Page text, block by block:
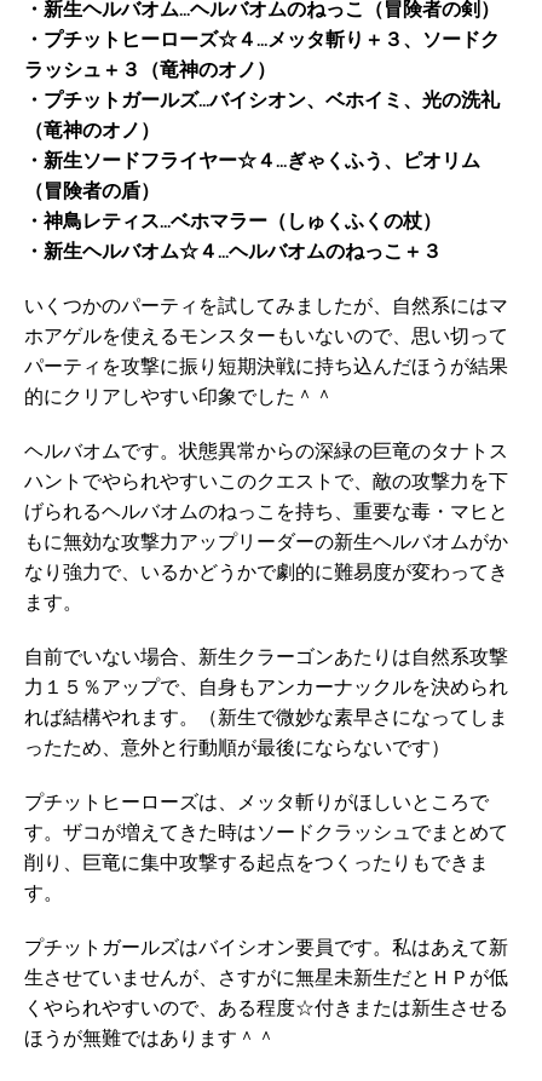
・新生ヘルバオム…ヘルバオムのねっこ（冒険者の剣）
・プチットヒーローズ☆４…メッタ斬り＋３、ソードク
ラッシュ＋３（竜神のオノ）
・プチットガールズ…バイシオン、ベホイミ、光の洗礼
（竜神のオノ）
・新生ソードフライヤー☆４…ぎゃくふう、ピオリム
（冒険者の盾）
・神鳥レティス…ベホマラー（しゅくふくの杖）
・新生ヘルバオム☆４…ヘルバオムのねっこ＋３
いくつかのパーティを試してみましたが、自然系にはマ
ホアゲルを使えるモンスターもいないので、思い切って
パーティを攻撃に振り短期決戦に持ち込んだほうが結果
的にクリアしやすい印象でした＾＾
ヘルバオムです。状態異常からの深緑の巨竜のタナトス
ハントでやられやすいこのクエストで、敵の攻撃力を下
げられるヘルバオムのねっこを持ち、重要な毒・マヒと
もに無効な攻撃力アップリーダーの新生ヘルバオムがか
なり強力で、いるかどうかで劇的に難易度が変わってき
ます。
自前でいない場合、新生クラーゴンあたりは自然系攻撃
力１５％アップで、自身もアンカーナックルを決められ
れば結構やれます。（新生で微妙な素早さになってしま
ったため、意外と行動順が最後にならないです）
プチットヒーローズは、メッタ斬りがほしいところで
す。ザコが増えてきた時はソードクラッシュでまとめて
削り、巨竜に集中攻撃する起点をつくったりもできま
す。
プチットガールズはバイシオン要員です。私はあえて新
生させていませんが、さすがに無星未新生だとＨＰが低
くやられやすいので、ある程度☆付きまたは新生させる
ほうが無難ではあります＾＾